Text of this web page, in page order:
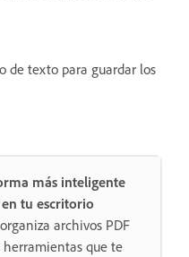
de texto para guardar los
más inteligente
tu escritorio
archivos PDF
que te